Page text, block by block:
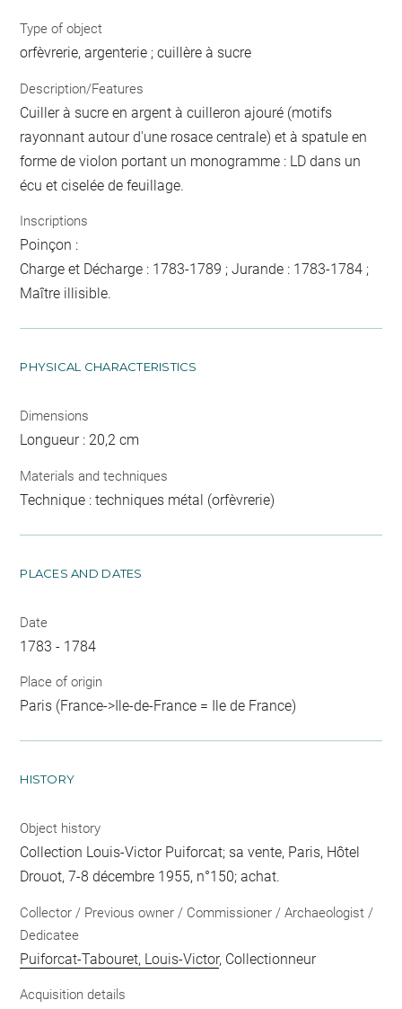
Type of object
orfèvrerie, argenterie ; cuillère à sucre
Description/Features
Cuiller à sucre en argent à cuilleron ajouré (motifs
rayonnant autour d'une rosace centrale) et à spatule en
forme de violon portant un monogramme : LD dans un
écu et ciselée de feuillage.
Inscriptions
Poinçon :
Charge et Décharge : 1783-1789 ; Jurande : 1783-1784 ;
Maître illisible.
PHYSICAL CHARACTERISTICS
Dimensions
Longueur : 20,2 cm
Materials and techniques
Technique : techniques métal (orfèvrerie)
PLACES AND DATES
Date
1783 - 1784
Place of origin
Paris (France->Ile-de-France = Ile de France)
HISTORY
Object history
Collection Louis-Victor Puiforcat; sa vente, Paris, Hôtel
Drouot, 7-8 décembre 1955, n°150; achat.
Collector / Previous owner / Commissioner / Archaeologist /
Dedicatee
Puiforcat-Tabouret, Louis-Victor, Collectionneur
Acquisition details